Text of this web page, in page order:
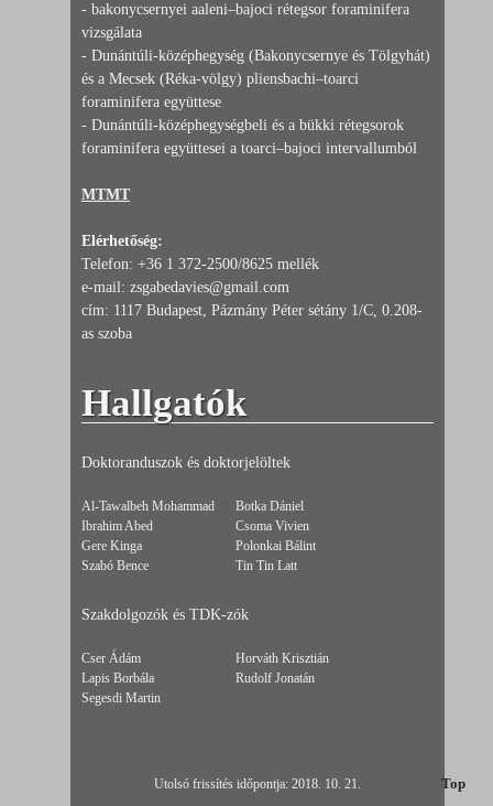
- bakonycsernyei aaleni–bajoci rétegsor foraminifera
vizsgálata
- Dunántúli-középhegység (Bakonycsernye és Tölgyhát)
és a Mecsek (Réka-völgy) pliensbachi–toarci
foraminifera együttese
- Dunántúli-középhegységbeli és a bükki rétegsorok
foraminifera együttesei a toarci–bajoci intervallumból
MTMT
Elérhetőség:
Telefon: +36 1 372-2500/8625 mellék
e-mail: zsgabedavies@gmail.com
cím: 1117 Budapest, Pázmány Péter sétány 1/C, 0.208-
as szoba
Hallgatók
Doktoranduszok és doktorjelöltek
Al-Tawalbeh Mohammad
Ibrahim Abed
Botka Dániel
Csoma Vivien
Gere Kinga
Polonkai Bálint
Szabó Bence
Tin Tin Latt
Szakdolgozók és TDK-zók
Cser Ádám
Horváth Krisztián
Lapis Borbála
Rudolf Jonatán
Segesdi Martin
Utolsó frissítés időpontja: 2018. 10. 21. Top